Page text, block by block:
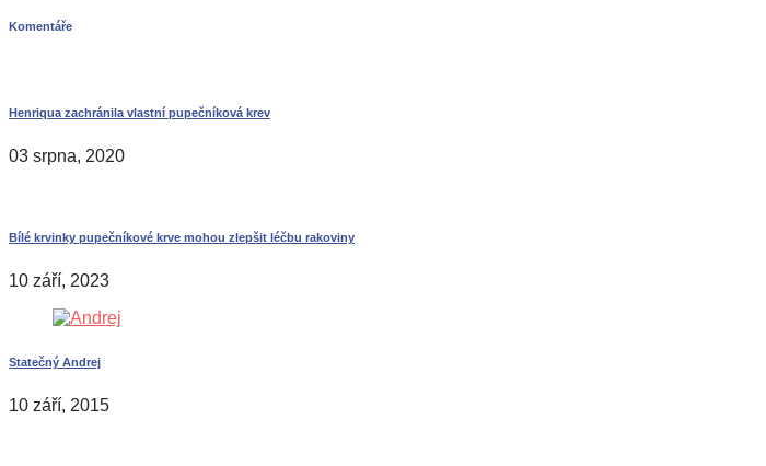
Komentáře
Henriqua zachránila vlastní pupečníková krev
03 srpna, 2020
Bílé krvinky pupečníkové krve mohou zlepšit léčbu rakoviny
10 září, 2023
Statečný Andrej
10 září, 2015